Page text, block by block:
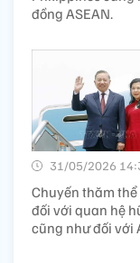
đồng ASEAN.
31/05/2026
Chuyến thăm
đối với quan hệ
cũng như đối với